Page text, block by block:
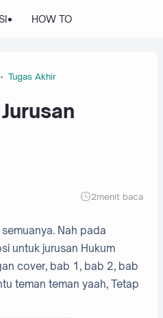
HOW TO
Tugas Akhir
2menit baca
Nah pada
untuk jurusan Hukum
cover, bab 1, bab 2, bab
teman teman yaah, Tetap